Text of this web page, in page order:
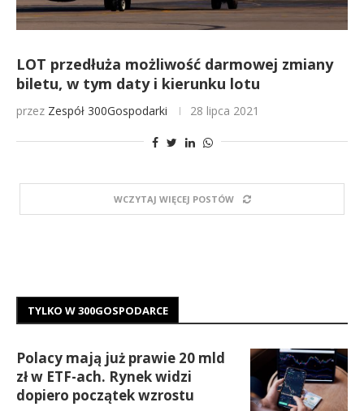
LOT przedłuża możliwość darmowej zmiany
biletu, w tym daty i kierunku lotu
przez Zespół 300Gospodarki 28 lipca 2021
WCZYTAJ WIĘCEJ POSTÓW
TYLKO W 300GOSPODARCE
Polacy mają już prawie 20 mld
zł w ETF-ach. Rynek widzi
dopiero początek wzrostu